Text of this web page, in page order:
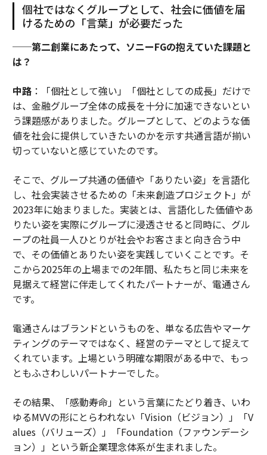
個社ではなくグループとして、社会に価値を届
けるための「言葉」が必要だった
──第二創業にあたって、ソニーFGの抱えていた課題と
は？
中路：「個社として強い」「個社としての成長」だけで
は、金融グループ全体の成長を十分に加速できないとい
う課題感がありました。グループとして、どのような価
値を社会に提供していきたいのかを示す共通言語が揃い
切っていないと感じていたのです。
そこで、グループ共通の価値や「ありたい姿」を言語化
し、社会実装させるための「未来創造プロジェクト」が
2023年に始まりました。実装とは、言語化した価値やあ
りたい姿を実際にグループに浸透させると同時に、グル
ープの社員一人ひとりが社会やお客さまと向き合う中
で、その価値とありたい姿を実践していくことです。そ
こから2025年の上場までの2年間、私たちと同じ未来を
見据えて経営に伴走してくれたパートナーが、電通さん
です。
電通さんはブランドというものを、単なる広告やマーケ
ティングのテーマではなく、経営のテーマとして捉えて
くれています。上場という明確な期限がある中で、もっ
ともふさわしいパートナーでした。
その結果、「感動寿命」という言葉にたどり着き、いわ
ゆるMVVの形にとらわれない「Vision（ビジョン）」「V
alues（バリューズ）」「Foundation（ファウンデーシ
ョン）」という新企業理念体系が生まれました。